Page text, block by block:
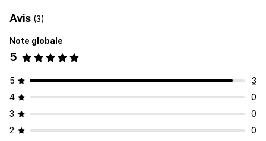
Avis (3)
Note globale
5
5
3
4
0
3
0
2
0